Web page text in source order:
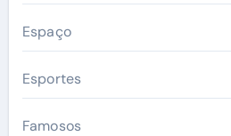
Espaço
Esportes
Famosos